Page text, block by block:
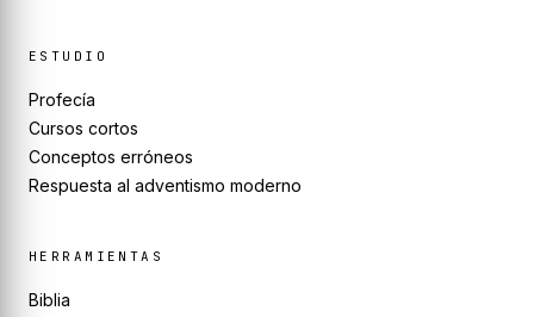
ESTUDIO
Profecía
Cursos cortos
Conceptos erróneos
Respuesta al adventismo moderno
HERRAMIENTAS
Biblia